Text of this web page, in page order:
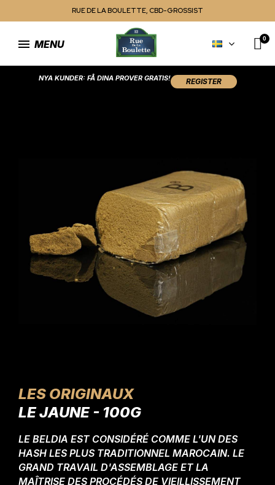
RUE DE LA BOULETTE, CBD-GROSSIST
MENU
NYA KUNDER: FÅ DINA PROVER GRATIS! REGISTER
LES ORIGINAUX
LE JAUNE - 100G
LE BELDIA EST CONSIDÉRÉ COMME L'UN DES
HASH LES PLUS TRADITIONNEL MAROCAIN. LE
GRAND TRAVAIL D'ASSEMBLAGE ET LA
MAÎTRISE DES PROCÉDÉS DE VIEILLISSEMENT